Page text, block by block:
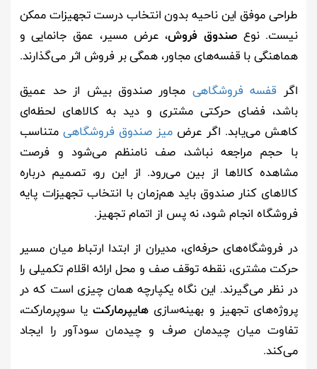
طراحی موفق این ناحیه بدون انتخاب درست تجهیزات ممکن
نیست. نوع صندوق فروش، عرض مسیر، عمق جانمایی و
هماهنگی با قفسه‌های مجاور، همگی بر فروش اثر می‌گذارند.
اگر قفسه فروشگاهی مجاور صندوق بیش از حد عمیق
باشد، فضای حرکتی مشتری و دید به کالاهای لحظه‌ای
کاهش می‌یابد. اگر عرض میز صندوق فروشگاهیمتناسب
با حجم مراجعه نباشد، صف نامنظم می‌شود و فرصت
مشاهده کالاها از بین می‌رود. از این رو، تصمیم درباره
کالاهای کنار صندوق باید هم‌زمان با انتخاب تجهیزات پایه
فروشگاه انجام شود، نه پس از اتمام تجهیز.
در فروشگاه‌های حرفه‌ای، مدیران از ابتدا ارتباط میان مسیر
حرکت مشتری، نقطه توقف صف و محل ارائه اقلام تکمیلی را
در نظر می‌گیرند. این نگاه یکپارچه همان چیزی است که در
پروژه‌های تجهیز و بهینه‌سازیهایپرمارکتیا سوپرمارکت،
تفاوت میان چیدمان صرف و چیدمان سودآور را ایجاد
می‌کند.